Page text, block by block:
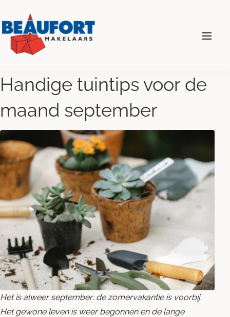
Diensten
Wonen
Bedrijven
Over ons
Blog
Contact opnemen
Handige tuintips voor de
maand september
Het is alweer september: de zomervakantie is voorbij.
Het gewone leven is weer begonnen en de lange